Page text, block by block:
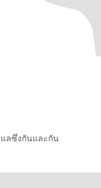
แลซึ่งกันและกัน